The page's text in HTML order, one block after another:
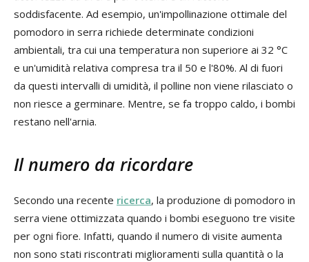
soddisfacente. Ad esempio, un'impollinazione ottimale del
pomodoro in serra richiede determinate condizioni
ambientali, tra cui una temperatura non superiore ai 32 °C
e un'umidità relativa compresa tra il 50 e l'80%. Al di fuori
da questi intervalli di umidità, il polline non viene rilasciato o
non riesce a germinare. Mentre, se fa troppo caldo, i bombi
restano nell'arnia.
Il numero da ricordare
Secondo una recente ricerca, la produzione di pomodoro in
serra viene ottimizzata quando i bombi eseguono tre visite
per ogni fiore. Infatti, quando il numero di visite aumenta
non sono stati riscontrati miglioramenti sulla quantità o la